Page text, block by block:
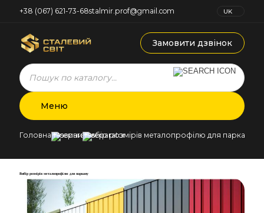
+38 (067) 621-73-68stalmir.prof@gmail.com
UK
Замовити дзвінок
Products
search
Меню
Головна Новини Вибір розмірів металопрофілю для паркану
Вибір розмірів металопрофілю для паркану